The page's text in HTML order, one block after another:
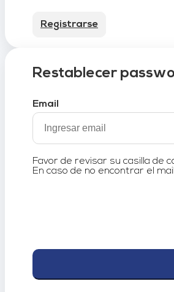
Registrarse
Restablecer
Email
Favor de revisar su casilla de
En caso de no encontrar el